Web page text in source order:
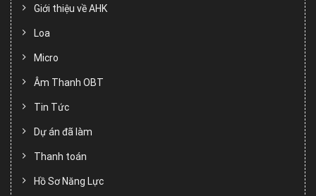
Giới thiệu về AHK
Loa
Micro
Âm Thanh OBT
Tin Tức
Dự án đã làm
Thanh toán
Hồ Sơ Năng Lực